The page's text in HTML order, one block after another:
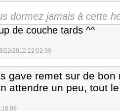
dormez jamais à cette
de couche tards ^^
22/2012 22:02:39
gave remet sur de
attendre un peu, tout